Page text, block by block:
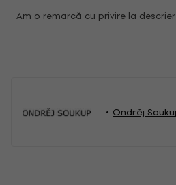
Am o remarcă cu privire la
Ondrěj